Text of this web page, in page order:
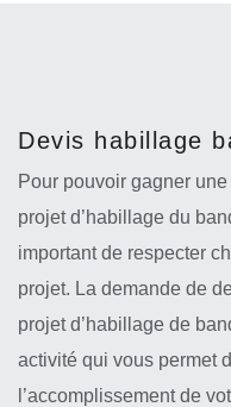
Devis habillage
Pour pouvoir gagner
projet d’habillage du
important de respecter
projet. La demande de
projet d’habillage de
activité qui vous permet
l’accomplissement de